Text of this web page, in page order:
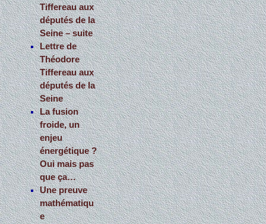
Tiffereau aux
députés de la
Seine – suite
Lettre de
Théodore
Tiffereau aux
députés de la
Seine
La fusion
froide, un
enjeu
énergétique ?
Oui mais pas
que ça…
Une preuve
mathématiqu
e